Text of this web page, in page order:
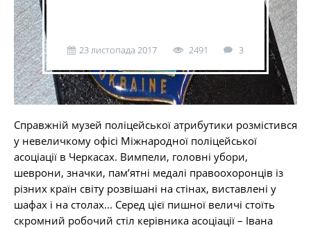
23 листопада 2017 2491 3
Справжній музей поліцейської атрибутики розмістився
у невеличкому офісі Міжнародної поліцейської
асоціації в Черкасах. Вимпели, головні убори,
шеврони, значки, пам’ятні медалі правоохоронців із
різних країн світу розвішані на стінах, виставлені у
шафах і на столах... Серед цієї пишної величі стоїть
скромний робочий стіл керівника асоціації – Івана